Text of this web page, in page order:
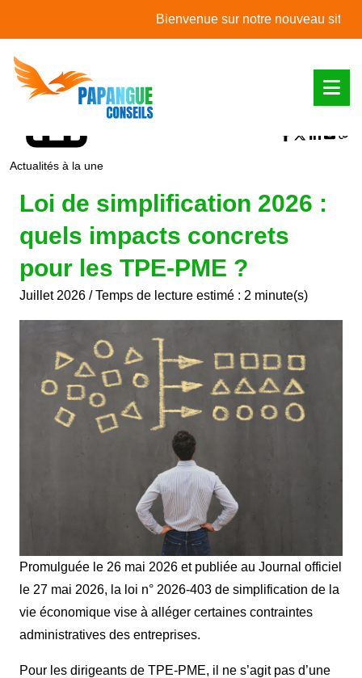
Bienvenue sur notre nouveau site web !
L'actualité du mois
Actualités à la une
Loi de simplification 2026 :
quels impacts concrets
pour les TPE-PME ?
Juillet 2026 / Temps de lecture estimé : 2 minute(s)
Promulguée le 26 mai 2026 et publiée au Journal officiel
le 27 mai 2026, la loi n° 2026-403 de simplification de la
vie économique vise à alléger certaines contraintes
administratives des entreprises.
Pour les dirigeants de TPE-PME, il ne s’agit pas d’une